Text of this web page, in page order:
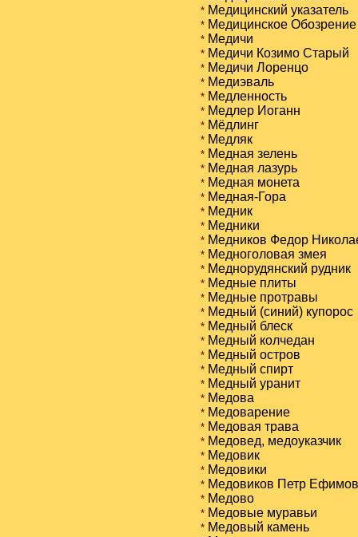
*Медицинский указатель
*Медицинское Обозрение
*Медичи
*Медичи Козимо Старый
*Медичи Лоренцо
*Медиэваль
*Медленность
*Медлер Иоганн
*Мёдлинг
*Медляк
*Медная зелень
*Медная лазурь
*Медная монета
*Медная-Гора
*Медник
*Медники
*Медников Федор
*Медноголовая змея
*Меднорудянский рудник
*Медные плиты
*Медные протравы
*Медный (синий) купорос
*Медный блеск
*Медный колчедан
*Медный остров
*Медный спирт
*Медный уранит
*Медова
*Медоварение
*Медовая трава
*Медовед, медоуказчик
*Медовик
*Медовики
*Медовиков Петр
*Медово
*Медовые муравьи
*Медовый камень